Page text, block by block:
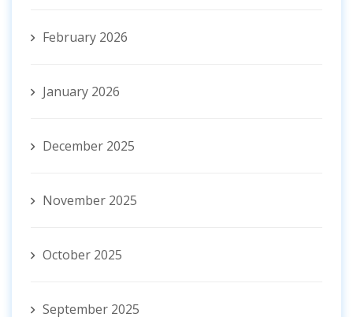
February 2026
January 2026
December 2025
November 2025
October 2025
September 2025